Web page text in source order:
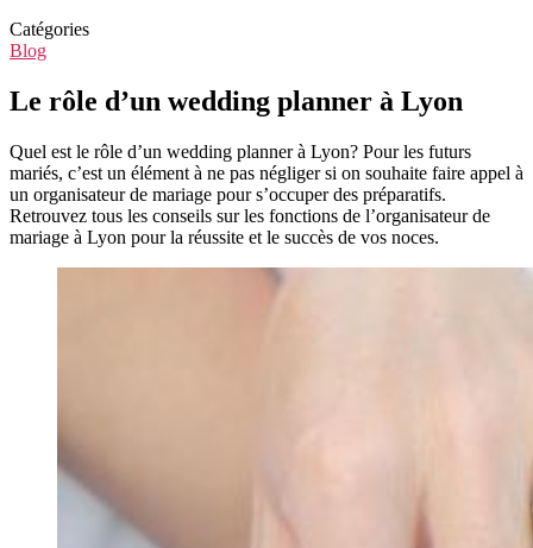
Catégories
Blog
Le rôle d’un wedding planner à Lyon
Quel est le rôle d’un wedding planner à Lyon? Pour les futurs
mariés, c’est un élément à ne pas négliger si on souhaite faire appel à
un organisateur de mariage pour s’occuper des préparatifs.
Retrouvez tous les conseils sur les fonctions de l’organisateur de
mariage à Lyon pour la réussite et le succès de vos noces.